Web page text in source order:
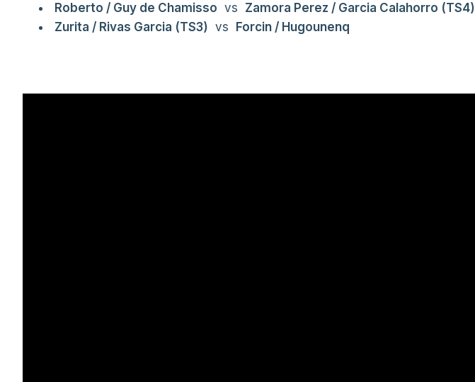
Roberto / Guy de Chamisso vs Zamora Perez / Garcia Calahorro (TS4)
Zurita / Rivas Garcia (TS3) vs Forcin / Hugounenq